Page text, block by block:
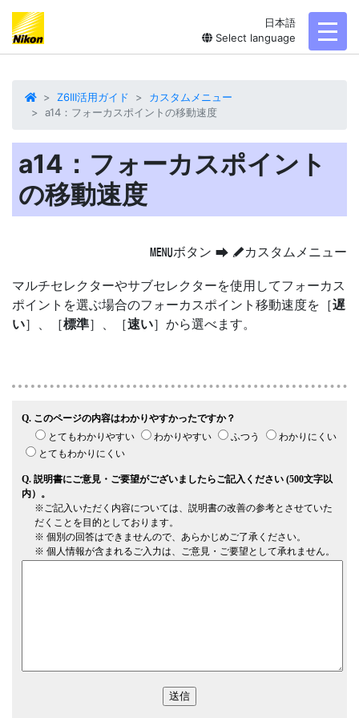
日本語
Select language
Z6III活用ガイド
カスタムメニュー
a14：フォーカスポイントの移動速度
a14：フォーカスポイント
の移動速度
Gボタン U Aカスタムメニュー
マルチセレクターやサブセレクターを使用してフォーカス
ポイントを選ぶ場合のフォーカスポイント移動速度を［遅
い］、［標準］、［速い］から選べます。